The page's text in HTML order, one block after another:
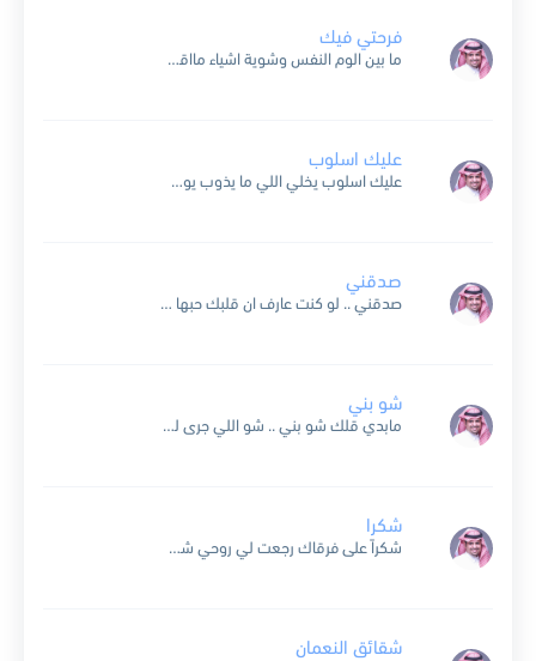
فرحتي فيك
ما بين الوم النفس وشوية اشياء مااقدر أخبي داخلي فرحتي فيك انت الصحيح اللي وسط كومة اخطاء وانت الحبيب ويسعد القلب طاريك ياليت قلبك ياخذ العمر وماشاء واسمح اذا حتى...
عليك اسلوب
علیك اسلوب يخلي اللي ما يذوب يوب على النیة تكملهم لانك طیب وحبوب علیك اسلوب يخلي اللي ما يذوب يوب على النیة تكملهم لانك طیب وحبوب انا كم كم انا...
صدقني
صدقني .. لو كنت عارف ان قلبك حبها ماكنت لبيت النداء من قلبها انت اللي قلت اشوفها .. واني اراعي ضروفها ارجوك لا تزعل علي .. انا بين ضلوعي قلبي...
شو بني
مابدي قلك شو بني .. شو اللي جرى لي بها الدني بدي معك ابدا العمر اول سطر بالوردني ولا بدي احكي شو حصل شو اللي كسر في الامل واللي قلب...
شكرا
شكراً على فرقاك رجعت لي روحي شكراً الين ألقاك طالع من جروحي شكراً على جرحي القديم اللي بينساني معاك شكراً على قلب نسيته في ضلوعي مو معاك شكراً على كل...
شقائق النعمان